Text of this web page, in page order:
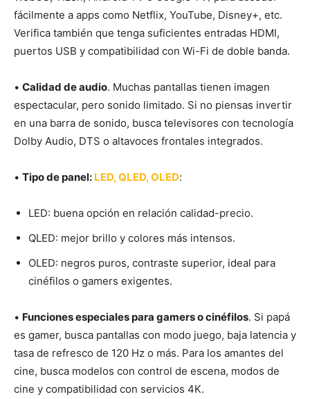
fácilmente a apps como Netflix, YouTube, Disney+, etc.
Verifica también que tenga suficientes entradas HDMI,
puertos USB y compatibilidad con Wi-Fi de doble banda.
• Calidad de audio. Muchas pantallas tienen imagen
espectacular, pero sonido limitado. Si no piensas invertir
en una barra de sonido, busca televisores con tecnología
Dolby Audio, DTS o altavoces frontales integrados.
• Tipo de panel: LED, QLED, OLED:
LED: buena opción en relación calidad-precio.
QLED: mejor brillo y colores más intensos.
OLED: negros puros, contraste superior, ideal para
cinéfilos o gamers exigentes.
• Funciones especiales para gamers o cinéfilos. Si papá
es gamer, busca pantallas con modo juego, baja latencia y
tasa de refresco de 120 Hz o más. Para los amantes del
cine, busca modelos con control de escena, modos de
cine y compatibilidad con servicios 4K.